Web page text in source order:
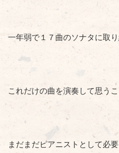
一年弱で１７曲のソナタに取
これだけの曲を演奏して思う
まだまだピアニストとして必